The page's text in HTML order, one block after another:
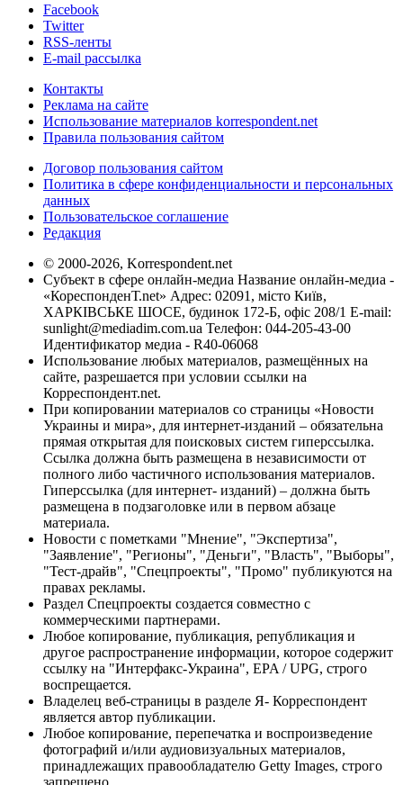
Facebook
Twitter
RSS-ленты
E-mail рассылка
Контакты
Реклама на сайте
Использование материалов korrespondent.net
Правила пользования сайтом
Договор пользования сайтом
Политика в сфере конфиденциальности и персональных
данных
Пользовательское соглашение
Редакция
© 2000-2026, Korrespondent.net
Субъект в сфере онлайн-медиа Название онлайн-медиа -
«КореспонденТ.net» Адрес: 02091, місто Київ,
ХАРКІВСЬКЕ ШОСЕ, будинок 172-Б, офіс 208/1 E-mail:
sunlight@mediadim.com.ua Телефон: 044-205-43-00
Идентификатор медиа - R40-06068
Использование любых материалов, размещённых на
сайте, разрешается при условии ссылки на
Корреспондент.net.
При копировании материалов со страницы «Новости
Украины и мира», для интернет-изданий – обязательна
прямая открытая для поисковых систем гиперссылка.
Ссылка должна быть размещена в независимости от
полного либо частичного использования материалов.
Гиперссылка (для интернет- изданий) – должна быть
размещена в подзаголовке или в первом абзаце
материала.
Новости с пометками "Мнение", "Экспертиза",
"Заявление", "Регионы", "Деньги", "Власть", "Выборы",
"Тест-драйв", "Спецпроекты", "Промо" публикуются на
правах рекламы.
Раздел Спецпроекты создается совместно с
коммерческими партнерами.
Любое копирование, публикация, републикация и
другое распространение информации, которое содержит
ссылку на "Интерфакс-Украина", EPA / UPG, строго
воспрещается.
Владелец веб-страницы в разделе Я- Корреспондент
является автор публикации.
Любое копирование, перепечатка и воспроизведение
фотографий и/или аудиовизуальных материалов,
принадлежащих правообладателю Getty Images, строго
запрещено.